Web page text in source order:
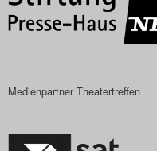
Medienpartner Theatertreffen